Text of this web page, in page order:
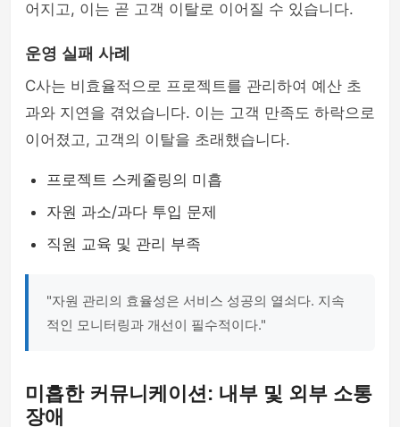
어지고, 이는 곧 고객 이탈로 이어질 수 있습니다.
운영 실패 사례
C사는 비효율적으로 프로젝트를 관리하여 예산 초
과와 지연을 겪었습니다. 이는 고객 만족도 하락으로
이어졌고, 고객의 이탈을 초래했습니다.
프로젝트 스케줄링의 미흡
자원 과소/과다 투입 문제
직원 교육 및 관리 부족
"자원 관리의 효율성은 서비스 성공의 열쇠다. 지속
적인 모니터링과 개선이 필수적이다."
미흡한 커뮤니케이션: 내부 및 외부 소통
장애